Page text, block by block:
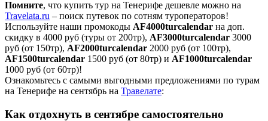
Помните, что купить тур на Тенерифе дешевле можно на
Travelata.ru – поиск путевок по сотням туроператоров!
Используйте наши промокоды AF4000turcalendar на доп.
скидку в 4000 руб (туры от 200тр), AF3000turcalendar 3000
руб (от 150тр), AF2000turcalendar 2000 руб (от 100тр),
AF1500turcalendar 1500 руб (от 80тр) и AF1000turcalendar
1000 руб (от 60тр)!
Ознакомьтесь с самыми выгодными предложениями по турам
на Тенерифе на сентябрь на Травелате:
Как отдохнуть в сентябре самостоятельно